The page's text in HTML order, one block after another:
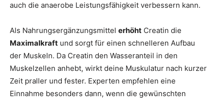
auch die anaerobe Leistungsfähigkeit verbessern kann.
Als Nahrungsergänzungsmittel erhöht Creatin die
Maximalkraft und sorgt für einen schnelleren Aufbau
der Muskeln. Da Creatin den Wasseranteil in den
Muskelzellen anhebt, wirkt deine Muskulatur nach kurzer
Zeit praller und fester. Experten empfehlen eine
Einnahme besonders dann, wenn die gewünschten